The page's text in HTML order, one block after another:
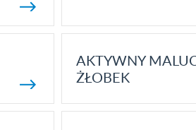
AKTYWNY
ŻŁOBEK